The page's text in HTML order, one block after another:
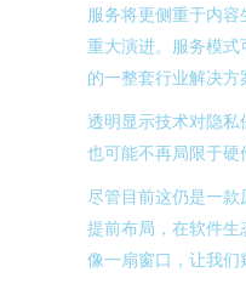
服务将更侧重于内
重大演进。服务模式
的一整套行业解决方
透明显示技术对隐
也可能不再局限于硬
尽管目前这仍是一
提前布局，在软件生
像一扇窗口，让我们